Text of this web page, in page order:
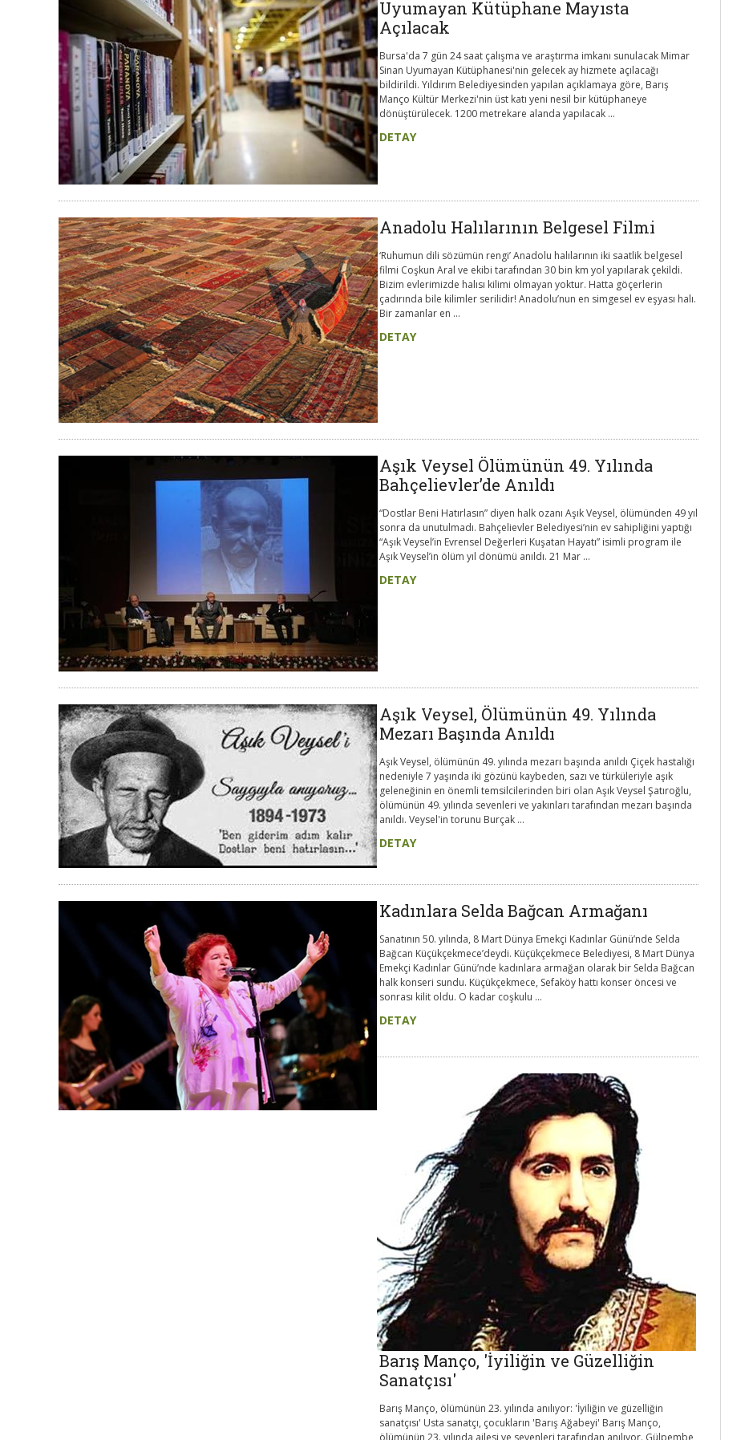
Uyumayan Kütüphane Mayısta
Açılacak
Bursa'da 7 gün 24 saat çalışma ve araştırma imkanı sunulacak Mimar
Sinan Uyumayan Kütüphanesi'nin gelecek ay hizmete açılacağı
bildirildi. Yıldırım Belediyesinden yapılan açıklamaya göre, Barış
Manço Kültür Merkezi'nin üst katı yeni nesil bir kütüphaneye
dönüştürülecek. 1200 metrekare alanda yapılacak ...
DETAY
Anadolu Halılarının Belgesel Filmi
‘Ruhumun dili sözümün rengi’ Anadolu halılarının iki saatlik belgesel
filmi Coşkun Aral ve ekibi tarafından 30 bin km yol yapılarak çekildi.
Bizim evlerimizde halısı kilimi olmayan yoktur. Hatta göçerlerin
çadırında bile kilimler serilidir! Anadolu’nun en simgesel ev eşyası halı.
Bir zamanlar en ...
DETAY
Aşık Veysel Ölümünün 49. Yılında
Bahçelievler’de Anıldı
“Dostlar Beni Hatırlasın” diyen halk ozanı Aşık Veysel, ölümünden 49 yıl
sonra da unutulmadı. Bahçelievler Belediyesi’nin ev sahipliğini yaptığı
“Aşık Veysel’in Evrensel Değerleri Kuşatan Hayatı” isimli program ile
Aşık Veysel’in ölüm yıl dönümü anıldı. 21 Mar ...
DETAY
Aşık Veysel, Ölümünün 49. Yılında
Mezarı Başında Anıldı
Aşık Veysel, ölümünün 49. yılında mezarı başında anıldı Çiçek hastalığı
nedeniyle 7 yaşında iki gözünü kaybeden, sazı ve türküleriyle aşık
geleneğinin en önemli temsilcilerinden biri olan Aşık Veysel Şatıroğlu,
ölümünün 49. yılında sevenleri ve yakınları tarafından mezarı başında
anıldı. Veysel'in torunu Burçak ...
DETAY
Kadınlara Selda Bağcan Armağanı
Sanatının 50. yılında, 8 Mart Dünya Emekçi Kadınlar Günü’nde Selda
Bağcan Küçükçekmece’deydi. Küçükçekmece Belediyesi, 8 Mart Dünya
Emekçi Kadınlar Günü’nde kadınlara armağan olarak bir Selda Bağcan
halk konseri sundu. Küçükçekmece, Sefaköy hattı konser öncesi ve
sonrası kilit oldu. O kadar coşkulu ...
DETAY
Barış Manço, 'İyiliğin ve Güzelliğin
Sanatçısı'
Barış Manço, ölümünün 23. yılında anılıyor: 'İyiliğin ve güzelliğin
sanatçısı' Usta sanatçı, çocukların 'Barış Ağabeyi' Barış Manço,
ölümünün 23. yılında ailesi ve sevenleri tarafından anılıyor. Gülpembe,